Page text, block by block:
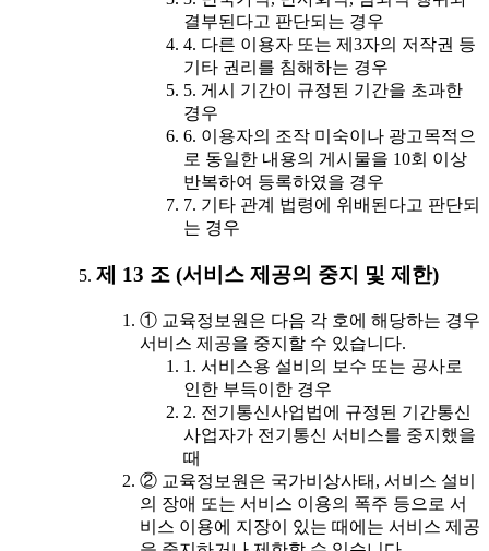
결부된다고 판단되는 경우
4. 다른 이용자 또는 제3자의 저작권 등
기타 권리를 침해하는 경우
5. 게시 기간이 규정된 기간을 초과한
경우
6. 이용자의 조작 미숙이나 광고목적으
로 동일한 내용의 게시물을 10회 이상
반복하여 등록하였을 경우
7. 기타 관계 법령에 위배된다고 판단되
는 경우
제 13 조 (서비스 제공의 중지 및 제한)
① 교육정보원은 다음 각 호에 해당하는 경우
서비스 제공을 중지할 수 있습니다.
1. 서비스용 설비의 보수 또는 공사로
인한 부득이한 경우
2. 전기통신사업법에 규정된 기간통신
사업자가 전기통신 서비스를 중지했을
때
② 교육정보원은 국가비상사태, 서비스 설비
의 장애 또는 서비스 이용의 폭주 등으로 서
비스 이용에 지장이 있는 때에는 서비스 제공